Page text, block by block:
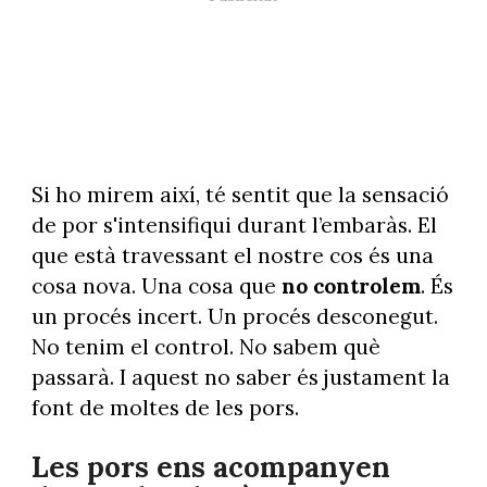
Si ho mirem així, té sentit que la sensació
de por s'intensifiqui durant l’embaràs. El
que està travessant el nostre cos és una
cosa nova. Una cosa que no controlem. És
un procés incert. Un procés desconegut.
No tenim el control. No sabem què
passarà. I aquest no saber és justament la
font de moltes de les pors.
Les pors ens acompanyen